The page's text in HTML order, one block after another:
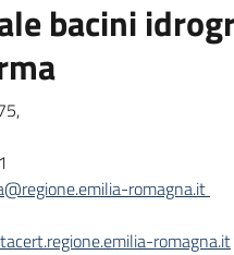
bacini
romagna.it
romagna.it